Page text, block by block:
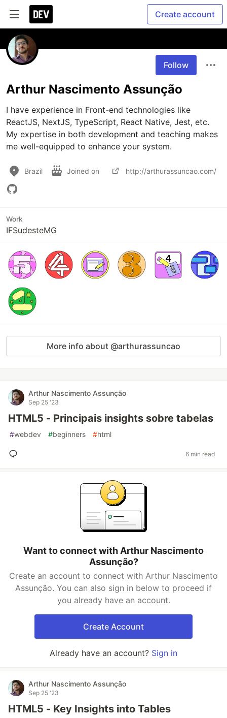
Create account
Follow
Arthur Nascimento Assunção
I have experience in Front-end technologies like
ReactJS, NextJS, TypeScript, React Native, Jest, etc.
My expertise in both development and teaching makes
me well-equipped to enhance your system.
Brazil Joined on http://arthurassuncao.com/
Work
IFSudesteMG
More info about @arthurassuncao
Arthur Nascimento Assunção
Sep 25 '23
HTML5 - Principais insights sobre tabelas
#webdev #beginners #html
6 min read
Want to connect with Arthur Nascimento
Assunção?
Create an account to connect with Arthur Nascimento
Assunção. You can also sign in below to proceed if
you already have an account.
Create Account
Already have an account? Sign in
Arthur Nascimento Assunção
Sep 25 '23
HTML5 - Key Insights into Tables